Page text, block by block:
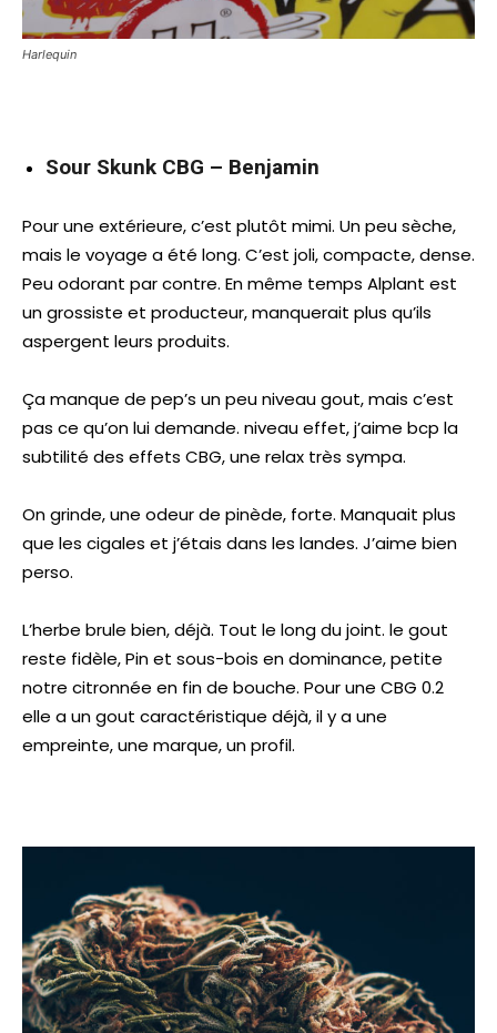
Harlequin
Sour Skunk CBG – Benjamin
Pour une extérieure, c’est plutôt mimi. Un peu sèche,
mais le voyage a été long. C’est joli, compacte, dense.
Peu odorant par contre. En même temps Alplant est
un grossiste et producteur, manquerait plus qu’ils
aspergent leurs produits.
Ça manque de pep’s un peu niveau gout, mais c’est
pas ce qu’on lui demande. niveau effet, j’aime bcp la
subtilité des effets CBG, une relax très sympa.
On grinde, une odeur de pinède, forte. Manquait plus
que les cigales et j’étais dans les landes. J’aime bien
perso.
L’herbe brule bien, déjà. Tout le long du joint. le gout
reste fidèle, Pin et sous-bois en dominance, petite
notre citronnée en fin de bouche. Pour une CBG 0.2
elle a un gout caractéristique déjà, il y a une
empreinte, une marque, un profil.